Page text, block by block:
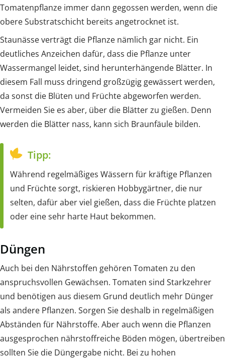
Tomatenpflanze immer dann gegossen werden, wenn die
obere Substratschicht bereits angetrocknet ist.
Staunässe verträgt die Pflanze nämlich gar nicht. Ein
deutliches Anzeichen dafür, dass die Pflanze unter
Wassermangel leidet, sind herunterhängende Blätter. In
diesem Fall muss dringend großzügig gewässert werden,
da sonst die Blüten und Früchte abgeworfen werden.
Vermeiden Sie es aber, über die Blätter zu gießen. Denn
werden die Blätter nass, kann sich Braunfäule bilden.
Tipp:
Während regelmäßiges Wässern für kräftige Pflanzen
und Früchte sorgt, riskieren Hobbygärtner, die nur
selten, dafür aber viel gießen, dass die Früchte platzen
oder eine sehr harte Haut bekommen.
Düngen
Auch bei den Nährstoffen gehören Tomaten zu den
anspruchsvollen Gewächsen. Tomaten sind Starkzehrer
und benötigen aus diesem Grund deutlich mehr Dünger
als andere Pflanzen. Sorgen Sie deshalb in regelmäßigen
Abständen für Nährstoffe. Aber auch wenn die Pflanzen
ausgesprochen nährstoffreiche Böden mögen, übertreiben
sollten Sie die Düngergabe nicht. Bei zu hohen